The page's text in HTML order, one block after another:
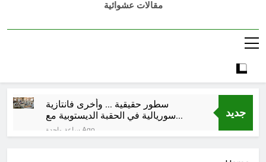
مقالات عشوائية
جديد
سطور حقيقية … وأخرى فانتازية
سوريالية في الحقبة الديستوبية مع
ساعة واحدة Ago